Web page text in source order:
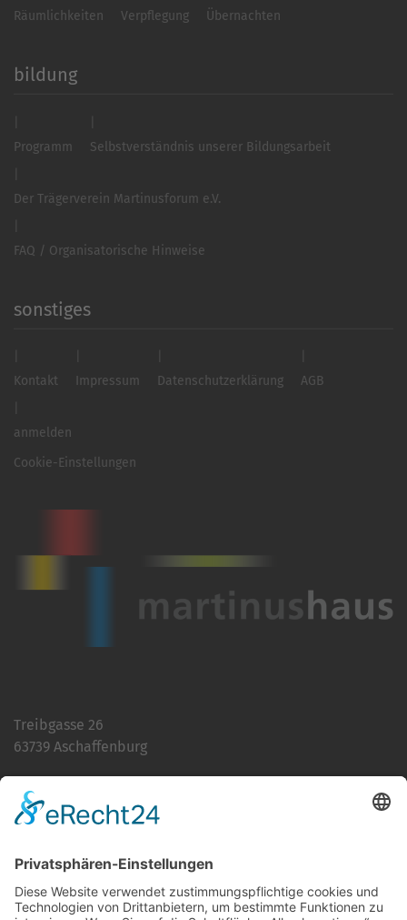
Räumlichkeiten Verpflegung Übernachten
bildung
Programm Selbstverständnis unserer Bildungsarbeit
Der Trägerverein Martinusforum e.V.
FAQ / Organisatorische Hinweise
sonstiges
Kontakt Impressum Datenschutzerklärung AGB
anmelden
Cookie-Einstellungen
Treibgasse 26
63739 Aschaffenburg
E-Mailinfo@martinushaus.de